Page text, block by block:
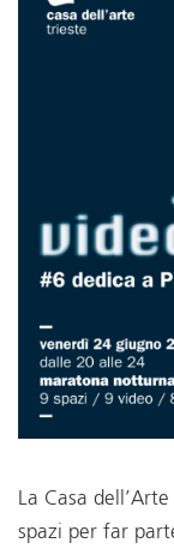
La Casa
spazi per far